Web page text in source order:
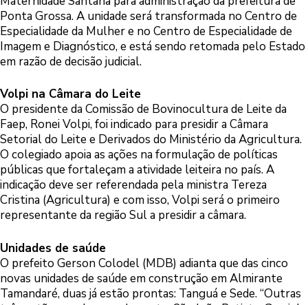
Ponta Grossa. A unidade será transformada no Centro de
Especialidade da Mulher e no Centro de Especialidade de
Imagem e Diagnóstico, e está sendo retomada pelo Estado
em razão de decisão judicial.
Volpi na Câmara do Leite
O presidente da Comissão de Bovinocultura de Leite da
Faep, Ronei Volpi, foi indicado para presidir a Câmara
Setorial do Leite e Derivados do Ministério da Agricultura.
O colegiado apoia as ações na formulação de políticas
públicas que fortaleçam a atividade leiteira no país. A
indicação deve ser referendada pela ministra Tereza
Cristina (Agricultura) e com isso, Volpi será o primeiro
representante da região Sul a presidir a câmara.
Unidades de saúde
O prefeito Gerson Colodel (MDB) adianta que das cinco
novas unidades de saúde em construção em Almirante
Tamandaré, duas já estão prontas: Tanguá e Sede. “Outras